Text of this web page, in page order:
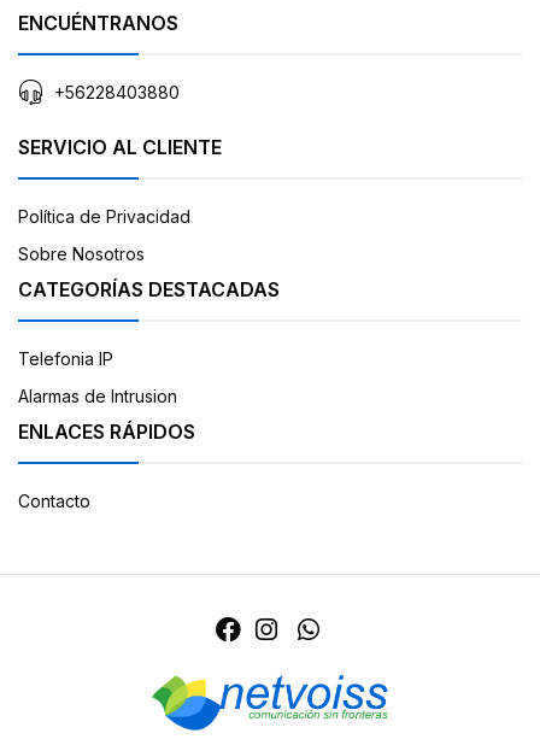
ENCUÉNTRANOS
+56228403880
SERVICIO AL CLIENTE
Política de Privacidad
Sobre Nosotros
CATEGORÍAS DESTACADAS
Telefonia IP
Alarmas de Intrusion
ENLACES RÁPIDOS
Contacto